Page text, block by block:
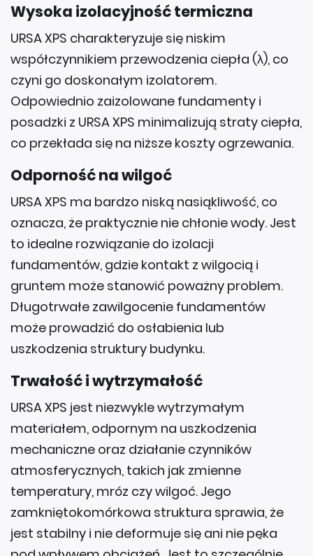
Wysoka izolacyjność termiczna
URSA XPS charakteryzuje się niskim
współczynnikiem przewodzenia ciepła (λ), co
czyni go doskonałym izolatorem.
Odpowiednio zaizolowane fundamenty i
posadzki z URSA XPS minimalizują straty ciepła,
co przekłada się na niższe koszty ogrzewania.
Odporność na wilgoć
URSA XPS ma bardzo niską nasiąkliwość, co
oznacza, że praktycznie nie chłonie wody. Jest
to idealne rozwiązanie do izolacji
fundamentów, gdzie kontakt z wilgocią i
gruntem może stanowić poważny problem.
Długotrwałe zawilgocenie fundamentów
może prowadzić do osłabienia lub
uszkodzenia struktury budynku.
Trwałość i wytrzymałość
URSA XPS jest niezwykle wytrzymałym
materiałem, odpornym na uszkodzenia
mechaniczne oraz działanie czynników
atmosferycznych, takich jak zmienne
temperatury, mróz czy wilgoć. Jego
zamkniętokomórkowa struktura sprawia, że
jest stabilny i nie deformuje się ani nie pęka